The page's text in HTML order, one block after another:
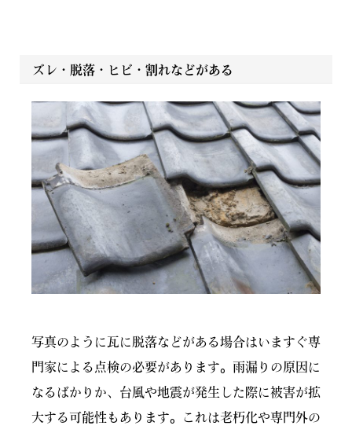
ズレ・脱落・ヒビ・割れなどがある
写真のように瓦に脱落などがある場合はいますぐ専
門家による点検の必要があります。雨漏りの原因に
なるばかりか、台風や地震が発生した際に被害が拡
大する可能性もあります。これは老朽化や専門外の